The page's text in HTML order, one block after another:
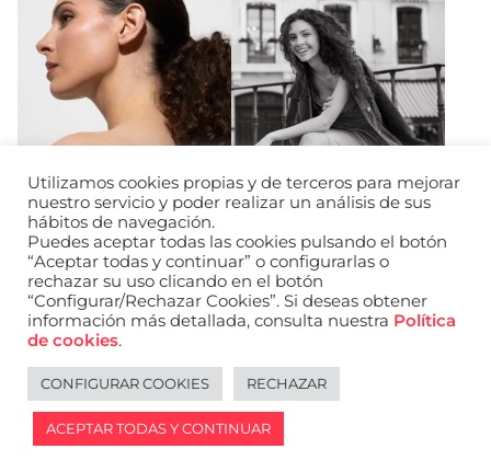
URL de Facebook
URL de Instagram
URL de Linkedin
2026 © WANTED
Política de cookies
Política de privacidad de redes sociales
English
Utilizamos cookies propias y de terceros para mejorar
nuestro servicio y poder realizar un análisis de sus
hábitos de navegación.
Puedes aceptar todas las cookies pulsando el botón
“Aceptar todas y continuar” o configurarlas o
rechazar su uso clicando en el botón
“Configurar/Rechazar Cookies”. Si deseas obtener
información más detallada, consulta nuestra Política
de cookies.
CONFIGURAR COOKIES RECHAZAR
ACEPTAR TODAS Y CONTINUAR